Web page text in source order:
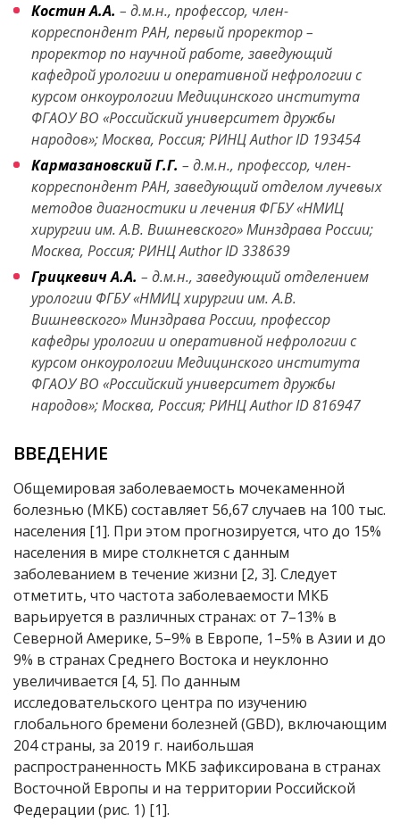
Костин А.А. – д.м.н., профессор, член-
корреспондент РАН, первый проректор –
проректор по научной работе, заведующий
кафедрой урологии и оперативной нефрологии с
курсом онкоурологии Медицинского института
ФГАОУ ВО «Российский университет дружбы
народов»; Москва, Россия; РИНЦ Author ID 193454
Кармазановский Г.Г. – д.м.н., профессор, член-
корреспондент РАН, заведующий отделом лучевых
методов диагностики и лечения ФГБУ «НМИЦ
хирургии им. А.В. Вишневского» Минздрава России;
Москва, Россия; РИНЦ Author ID 338639
Грицкевич А.А. – д.м.н., заведующий отделением
урологии ФГБУ «НМИЦ хирургии им. А.В.
Вишневского» Минздрава России, профессор
кафедры урологии и оперативной нефрологии с
курсом онкоурологии Медицинского института
ФГАОУ ВО «Российский университет дружбы
народов»; Москва, Россия; РИНЦ Author ID 816947
ВВЕДЕНИЕ
Общемировая заболеваемость мочекаменной
болезнью (МКБ) составляет 56,67 случаев на 100 тыс.
населения [1]. При этом прогнозируется, что до 15%
населения в мире столкнется с данным
заболеванием в течение жизни [2, 3]. Следует
отметить, что частота заболеваемости МКБ
варьируется в различных странах: от 7–13% в
Северной Америке, 5–9% в Европе, 1–5% в Азии и до
9% в странах Среднего Востока и неуклонно
увеличивается [4, 5]. По данным
исследовательского центра по изучению
глобального бремени болезней (GBD), включающим
204 страны, за 2019 г. наибольшая
распространенность МКБ зафиксирована в странах
Восточной Европы и на территории Российской
Федерации (рис. 1) [1].